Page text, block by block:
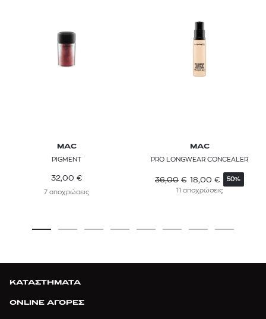
MAC
PIGMENT
32,00 €
7 αποχρώσεις
MAC
PRO LONGWEAR CONCEALER
36,00 € 18,00 € 50%
11 αποχρώσεις
ΚΑΤΑΣΤΗΜΑΤΑ
ONLINE ΑΓΟΡΕΣ